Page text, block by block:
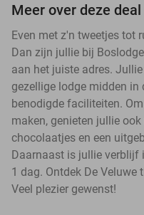
Meer over deze deal
Even met z'n tweetjes tot
Dan zijn jullie bij
aan het juiste adres.
gezellige lodge midden in
benodigde faciliteiten.
maken, genieten jullie
chocolaatjes en een
Daarnaast is jullie verblijf
1 dag. Ontdek De
Veel plezier gewenst!